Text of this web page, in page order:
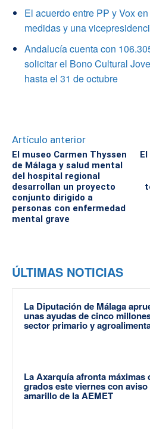
El acuerdo entre PP y Vox
medidas y una
Andalucía cuenta con
solicitar el Bono Cultural
hasta el 31 de octubre
Artículo anterior
El museo Carmen Thyssen
de Málaga y salud mental
del hospital regional
desarrollan un proyecto
conjunto dirigido a
personas con enfermedad
mental grave
ÚLTIMAS NOTICIAS
La Diputación de Málaga
unas ayudas de cinco
sector primario y
La Axarquía afronta máximas
grados este viernes con aviso
amarillo de la AEMET